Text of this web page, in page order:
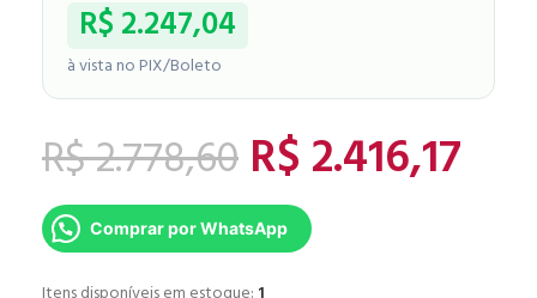
R$2.247,04
à vista no PIX/Boleto
R$2.778,60 R$2.416,17
Comprar por WhatsApp